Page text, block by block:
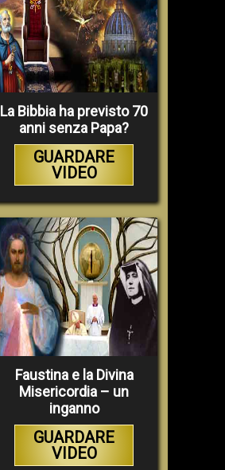
La Bibbia ha previsto 70
anni senza Papa?
GUARDARE
VIDEO
Faustina e la Divina
Misericordia – un
inganno
GUARDARE
VIDEO